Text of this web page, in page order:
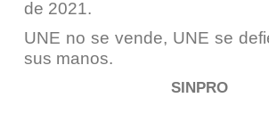
de 2021.
UNE no se vende, UNE se
sus manos.
SINPRO